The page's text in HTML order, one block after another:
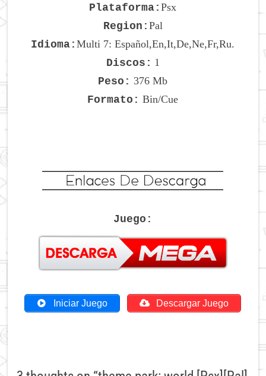
Plataforma:Psx
Region: Pal
Idioma:Multi 7: Español,En,It,De,Ne,Fr,Ru.
Discos: 1
Peso: 376 Mb
Formato: Bin/Cue
Juego:
Iniciar Juego Descargar Juego